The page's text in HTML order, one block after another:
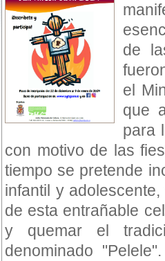
de
el
que
para
con motivo de las
tiempo se pretende
infantil y
de esta entrañable
y quemar el
denominado